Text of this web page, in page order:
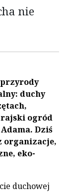
nie
duchy
rajski ogród
Dziś
organizacje,
eko-
duchowej